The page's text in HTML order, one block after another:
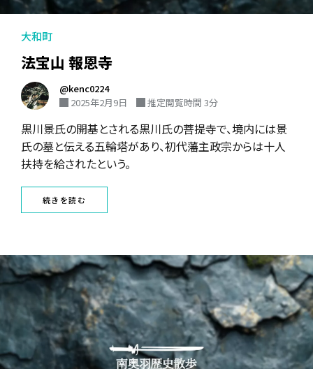
大和町
法宝山 報恩寺
@kenc0224
2025年2月9日
推定閲覧時間 3分
黒川景氏の開基とされる黒川氏の菩提寺で、境内には景
氏の墓と伝える五輪塔があり、初代藩主政宗からは十人
扶持を給されたという。
続きを読む